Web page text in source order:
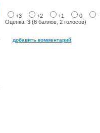
+3 +2 +1 0
Оценка: 3 (6 баллов, 2 голосов)
добавить комментарий